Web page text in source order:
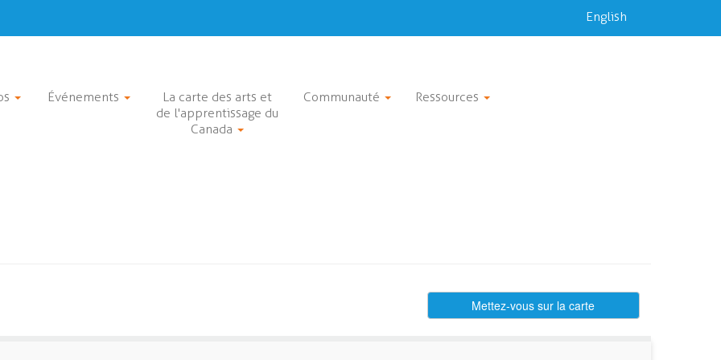
English
Événements
La carte des arts et
de l'apprentissage du
Canada
Communauté Ressources
Mettez-vous sur la carte